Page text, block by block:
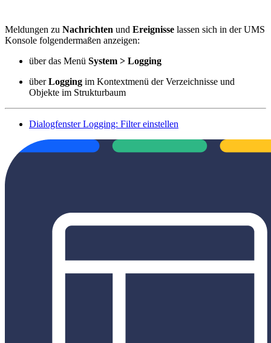
Meldungen zu Nachrichten und Ereignisse lassen sich in der UMS
Konsole folgendermaßen anzeigen:
über das Menü System > Logging
überLogging im Kontextmenü der Verzeichnisse und
Objekte im Strukturbaum
Dialogfenster Logging: Filter einstellen